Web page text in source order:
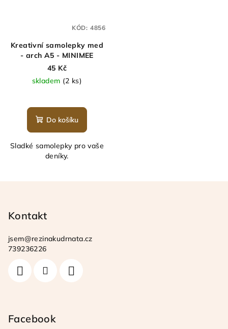
Kreativní samolepky med
- arch A5 - MINIMEE
45 Kč
skladem (2 ks)
Do košíku
Sladké samolepky pro vaše
deníky.
KÓD: 4856
Kontakt
jsem@rezinakudrnata.cz
739236226
Facebook